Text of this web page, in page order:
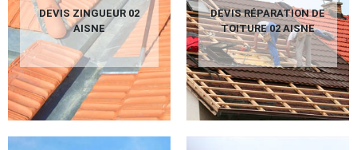
DEVIS ZINGUEUR 02
AISNE
DEVIS RÉPARATION DE
TOITURE 02 AISNE